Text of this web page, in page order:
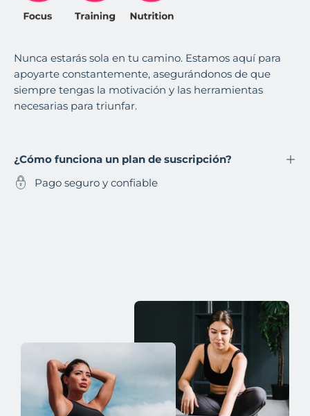
Nunca estarás sola en tu camino. Estamos aquí para
apoyarte constantemente, asegurándonos de que
siempre tengas la motivación y las herramientas
necesarias para triunfar.
¿Cómo funciona un plan de suscripción?
Pago seguro y confiable